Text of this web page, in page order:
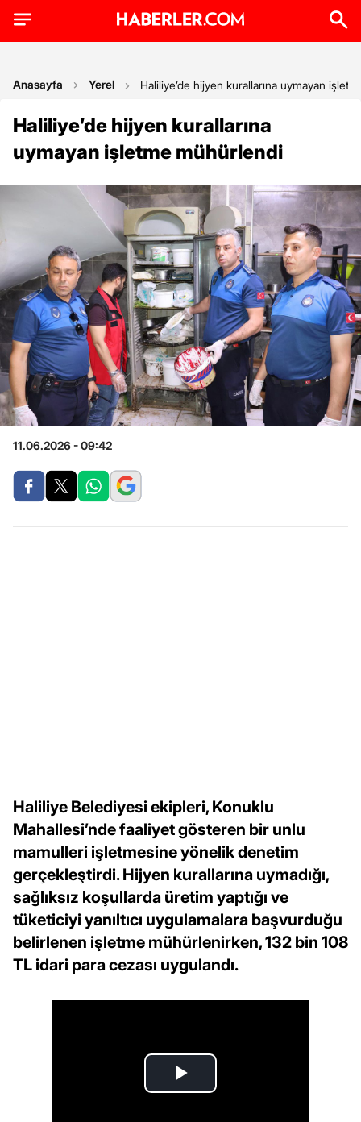
Anasayfa Yerel Haliliye’de hijyen kurallarına uymayan
Haliliye’de hijyen kurallarına
uymayan işletme mühürlendi
11.06.2026 - 09:42
Haliliye Belediyesi ekipleri, Konuklu
Mahallesi’nde faaliyet gösteren bir unlu
mamulleri işletmesine yönelik denetim
gerçekleştirdi. Hijyen kurallarına uymadığı,
sağlıksız koşullarda üretim yaptığı ve
tüketiciyi yanıltıcı uygulamalara başvurduğu
belirlenen işletme mühürlenirken, 132 bin 108
TL idari para cezası uygulandı.